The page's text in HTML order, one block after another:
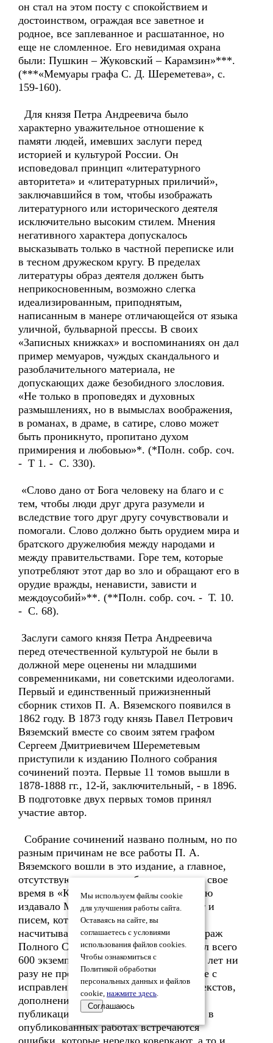
он стал на этом посту с спокойствием и
достоинством, ограждая все заветное и
родное, все заплеванное и расшатанное, но
еще не сломленное. Его невидимая охрана
были: Пушкин – Жуковский – Карамзин»***.
(***«Мемуары графа С. Д. Шереметева», с.
159-160).
Для князя Петра Андреевича было
характерно уважительное отношение к
памяти людей, имевших заслуги перед
историей и культурой России. Он
исповедовал принцип «литературного
авторитета» и «литературных приличий»,
заключавшийся в том, чтобы изображать
литературного или исторического деятеля
исключительно высоким стилем. Мнения
негативного характера допускалось
высказывать только в частной переписке или
в тесном дружеском кругу. В пределах
литературы образ деятеля должен быть
неприкосновенным, возможно слегка
идеализированным, приподнятым,
написанным в манере отличающейся от языка
уличной, бульварной прессы. В своих
«Записных книжках» и воспоминаниях он дал
пример мемуаров, чуждых скандального и
разоблачительного материала, не
допускающих даже безобидного злословия.
«Не только в проповедях и духовных
размышлениях, но в вымыслах воображения,
в романах, в драме, в сатире, слово может
быть проникнуто, пропитано духом
примирения и любовью»*. (*Полн. собр. соч.
- Т 1. - С. 330).
«Слово дано от Бога человеку на благо и с
тем, чтобы люди друг друга разумели и
вследствие того друг другу сочувствовали и
помогали. Слово должно быть орудием мира и
братского дружелюбия между народами и
между правительствами. Горе тем, которые
употребляют этот дар во зло и обращают его в
орудие вражды, ненависти, зависти и
междоусобий»**. (**Полн. собр. соч. - Т. 10.
- С. 68).
Заслуги самого князя Петра Андреевича
перед отечественной культурой не были в
должной мере оценены ни младшими
современниками, ни советскими идеологами.
Первый и единственный прижизненный
сборник стихов П. А. Вяземского появился в
1862 году. В 1873 году князь Павел Петрович
Вяземский вместе со своим зятем графом
Сергеем Дмитриевичем Шереметевым
приступили к изданию Полного собрания
сочинений поэта. Первые 11 томов вышли в
1878-1888 гг., 12-й, заключительный, - в 1896.
В подготовке двух первых томов принял
участие автор.
Собрание сочинений названо полным, но по
разным причинам не все работы П. А.
Вяземского вошли в это издание, а главное,
отсутствуют статьи, опубликованные в свое
время в «Коммерческой газете», которую
издавало Министерство финансов. Нет и
писем, которых на сегодняшний день
насчитывается более десятка тысяч. Тираж
Полного Собрания Сочинений составил всего
600 экземпляров, но за прошедшие 130 лет ни
разу не предполагалось его переиздание с
исправлением искаженных цензурой текстов,
дополнением пропущенных работ и
публикацией писем. Ко всему прочему, в
опубликованных работах встречаются
ошибки, которые нередко коверкают, а то и
Мы используем файлы cookie
для улучшения работы сайта.
Оставаясь на сайте, вы
соглашаетесь с условиями
использования файлов cookies.
Чтобы ознакомиться с
Политикой обработки
персональных данных и файлов
cookie, нажмите здесь.
Соглашаюсь